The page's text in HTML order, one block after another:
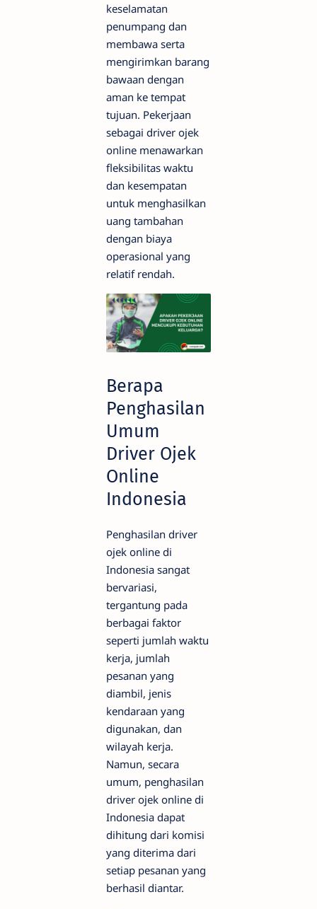
keselamatan
penumpang dan
membawa serta
mengirimkan barang
bawaan dengan
aman ke tempat
tujuan. Pekerjaan
sebagai driver ojek
online menawarkan
fleksibilitas waktu
dan kesempatan
untuk menghasilkan
uang tambahan
dengan biaya
operasional yang
relatif rendah.
Berapa
Penghasilan
Umum
Driver Ojek
Online
Indonesia
Penghasilan driver
ojek online di
Indonesia sangat
bervariasi,
tergantung pada
berbagai faktor
seperti jumlah waktu
kerja, jumlah
pesanan yang
diambil, jenis
kendaraan yang
digunakan, dan
wilayah kerja.
Namun, secara
umum, penghasilan
driver ojek online di
Indonesia dapat
dihitung dari komisi
yang diterima dari
setiap pesanan yang
berhasil diantar.